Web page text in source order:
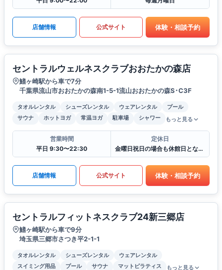
店舗情報 公式サイト 体験・相談予約
セントラルウェルネスクラブおおたかの森店
鰭ヶ崎駅から車で7分
千葉県流山市おおたかの森南1-5-1流山おおたかの森S･C3F
タオルレンタル シューズレンタル ウェアレンタル
プール
サウナ
ホットヨガ 常温ヨガ 駐車場 シャワー もっと見る
営業時間
平日 9:30〜22:30
定休日
金曜日祝日の場合も休館日となります
店舗情報 公式サイト 体験・相談予約
セントラルフィットネスクラブ24新三郷店
鰭ヶ崎駅から車で9分
埼玉県三郷市さつき平2-1-1
タオルレンタル シューズレンタル
ウェアレンタル
スイミング用品
プール サウナ マットピラティス もっと見る